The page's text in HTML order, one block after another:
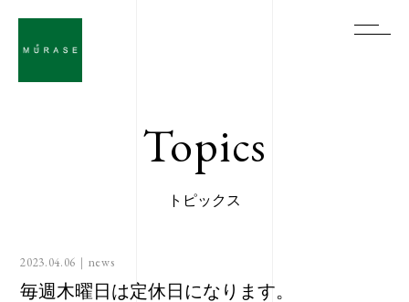
Topics
トピックス
2023.04.06｜ news
毎週木曜日は定休日になります。